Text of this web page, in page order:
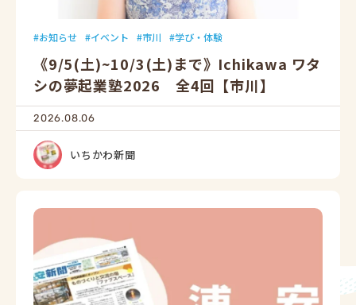
お知らせ イベント 市川 学び・体験
《9/5(土)~10/3(土)まで》Ichikawa ワタ
シの夢起業塾2026 全4回【市川】
2026.08.06
いちかわ新聞